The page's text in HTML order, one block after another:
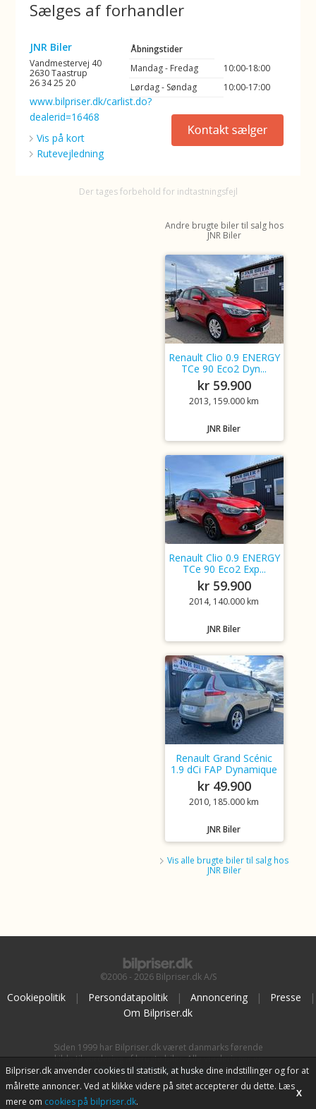
Sælges af forhandler
JNR Biler
Vandmestervej 40
2630 Taastrup
26 34 25 20
www.bilpriser.dk/carlist.do?
dealerid=16468
Vis på kort
Rutevejledning
Åbningstider
Mandag - Fredag
10:00-18:00
Lørdag - Søndag
10:00-17:00
Der tages forbehold for indtastningsfejl
Andre brugte biler til salg hos
JNR Biler
Renault Clio 0.9 ENERGY
TCe 90 Eco2 Dyn...
kr 59.900
2013, 159.000 km
JNR Biler
Renault Clio 0.9 ENERGY
TCe 90 Eco2 Exp...
kr 59.900
2014, 140.000 km
JNR Biler
Renault Grand Scénic
1.9 dCi FAP Dynamique
kr 49.900
2010, 185.000 km
JNR Biler
Vis alle brugte biler til salg hos
JNR Biler
©2006 - 2026 Bilpriser.dk A/S
Cookiepolitik | Persondatapolitik | Annoncering | Presse
|
Om Bilpriser.dk
Siden 1999 har Bilpriser.dk været danmarks førende
kilde til vurdering af brugte biler. Alle vurderinger er
baseret påBilpriserPro Prisberegning , bilbranchens
uafhængige værktøj til bilvurdering.
Bilpriser.dk anvender cookies til statistik, at huske dine indstillinger og for at
målrette annoncer. Ved at klikke videre på sitet accepterer du dette. Læs
mere om cookies på bilpriser.dk.
X